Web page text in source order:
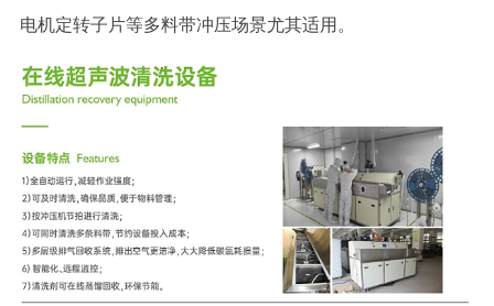
电机定转子片等多料带冲压场景尤其适用。